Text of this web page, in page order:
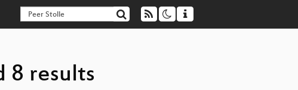
8 results